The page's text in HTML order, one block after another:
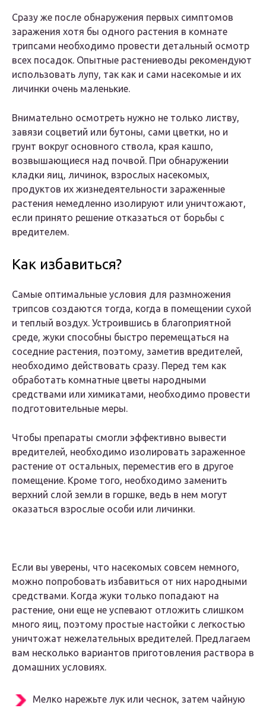
Сразу же после обнаружения первых симптомов
заражения хотя бы одного растения в комнате
трипсами необходимо провести детальный осмотр
всех посадок. Опытные растениеводы рекомендуют
использовать лупу, так как и сами насекомые и их
личинки очень маленькие.
Внимательно осмотреть нужно не только листву,
завязи соцветий или бутоны, сами цветки, но и
грунт вокруг основного ствола, края кашпо,
возвышающиеся над почвой. При обнаружении
кладки яиц, личинок, взрослых насекомых,
продуктов их жизнедеятельности зараженные
растения немедленно изолируют или уничтожают,
если принято решение отказаться от борьбы с
вредителем.
Как избавиться?
Самые оптимальные условия для размножения
трипсов создаются тогда, когда в помещении сухой
и теплый воздух. Устроившись в благоприятной
среде, жуки способны быстро перемещаться на
соседние растения, поэтому, заметив вредителей,
необходимо действовать сразу. Перед тем как
обработать комнатные цветы народными
средствами или химикатами, необходимо провести
подготовительные меры.
Чтобы препараты смогли эффективно вывести
вредителей, необходимо изолировать зараженное
растение от остальных, переместив его в другое
помещение. Кроме того, необходимо заменить
верхний слой земли в горшке, ведь в нем могут
оказаться взрослые особи или личинки.
Если вы уверены, что насекомых совсем немного,
можно попробовать избавиться от них народными
средствами. Когда жуки только попадают на
растение, они еще не успевают отложить слишком
много яиц, поэтому простые настойки с легкостью
уничтожат нежелательных вредителей. Предлагаем
вам несколько вариантов приготовления раствора в
домашних условиях.
Мелко нарежьте лук или чеснок, затем чайную